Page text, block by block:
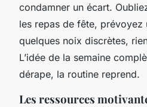
condamner un écart.
les repas de fête, prévoyez
quelques noix discrètes,
L’idée de la semaine
dérape, la routine reprend.
Les ressources